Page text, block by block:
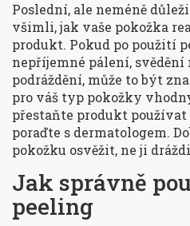
Poslední, ale neméně
všimli, jak vaše pokožka
produkt. Pokud po použití
nepříjemné pálení, svědění
podráždění, může to být
pro váš typ pokožky
přestaňte produkt používat
poraďte s dermatologem.
pokožku osvěžit, ne ji
Jak správně
peeling